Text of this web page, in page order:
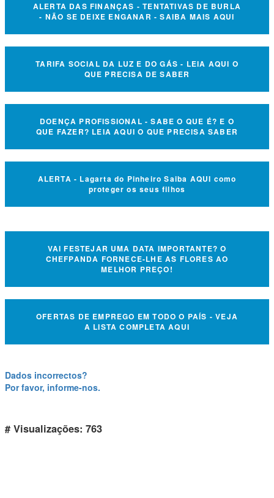
ALERTA DAS FINANÇAS - TENTATIVAS DE BURLA
- NÃO SE DEIXE ENGANAR - SAIBA MAIS AQUI
TARIFA SOCIAL DA LUZ E DO GÁS - LEIA AQUI O
QUE PRECISA DE SABER
DOENÇA PROFISSIONAL - SABE O QUE É? E O
QUE FAZER? LEIA AQUI O QUE PRECISA SABER
ALERTA - Lagarta do Pinheiro Saiba AQUI como
proteger os seus filhos
VAI FESTEJAR UMA DATA IMPORTANTE? O
CHEFPANDA FORNECE-LHE AS FLORES AO
MELHOR PREÇO!
OFERTAS DE EMPREGO EM TODO O PAÍS - VEJA
A LISTA COMPLETA AQUI
Dados incorrectos?
Por favor, informe-nos.
# Visualizações: 763